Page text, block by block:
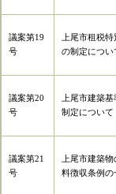
議案第19
号
上尾市租税
の制定につい
議案第20
号
上尾市建築
制定について
議案第21
号
上尾市建築
料徴収条例の